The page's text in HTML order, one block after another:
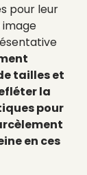
pour leur
image
tailles et
la
pour
en ces